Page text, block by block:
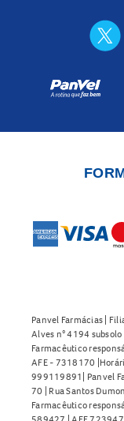
Panvel Farmácias |
Alves n° 4194
Farmacêutico
AFE - 7318170
999119891| Panvel
70 | Rua Santos
Farmacêutico